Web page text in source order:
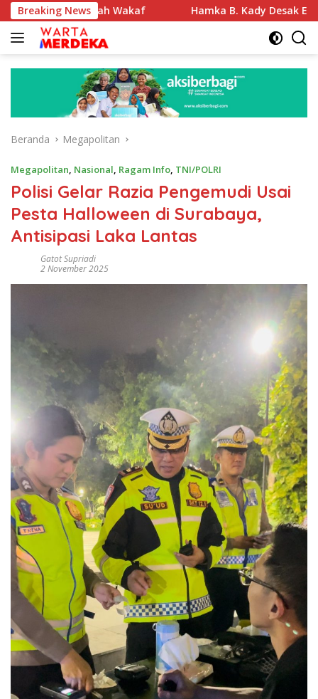
Langsung
ke
konten
Breaking News
Wakaf Hamka B. Kady Desak Evaluasi
Beranda Megapolitan
Megapolitan, Nasional, Ragam Info, TNI/POLRI
Polisi Gelar Razia Pengemudi Usai
Pesta Halloween di Surabaya,
Antisipasi Laka Lantas
Gatot Supriadi
2 November 2025